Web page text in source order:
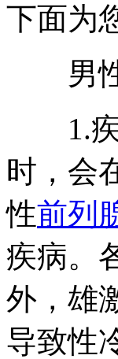
下面为
男性
1.疾
时，会
性前列
疾病。
外，雄
导致性